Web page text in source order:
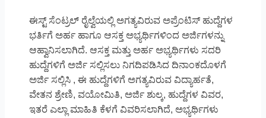
ಈಸ್ಟ್ ಸೆಂಟ್ರಲ್ ರೈಲ್ವೆಯಲ್ಲಿ ಅಗತ್ಯವಿರುವ ಅಪ್ರೆಂಟಿಸ್ ಹುದ್ದೆಗಳ
ಭರ್ತಿಗೆ ಅರ್ಹ ಹಾಗೂ ಆಸಕ್ತ ಅಭ್ಯರ್ಥಿಗಳಿಂದ ಅರ್ಜಿಗಳನ್ನು
ಆಹ್ವಾನಿಸಲಾಗಿದೆ. ಆಸಕ್ತ ಮತ್ತು ಅರ್ಹ ಅಭ್ಯರ್ಥಿಗಳು ಸದರಿ
ಹುದ್ದೆಗಳಿಗೆ ಅರ್ಜಿ ಸಲ್ಲಿಸಲು ನಿಗದಿಪಡಿಸಿದ ದಿನಾಂಕದೊಳಗೆ
ಅರ್ಜಿ ಸಲ್ಲಿಸಿ , ಈ ಹುದ್ದೆಗಳಿಗೆ ಅಗತ್ಯವಿರುವ ವಿದ್ಯಾರ್ಹತೆ,
ವೇತನ ಶ್ರೇಣಿ, ವಯೋಮಿತಿ, ಅರ್ಜಿ ಶುಲ್ಕ, ಹುದ್ದೆಗಳ ವಿವರ,
ಇತರೆ ಎಲ್ಲಾ ಮಾಹಿತಿ ಕೆಳಗೆ ವಿವರಿಸಲಾಗಿದೆ, ಅಭ್ಯರ್ಥಿಗಳು